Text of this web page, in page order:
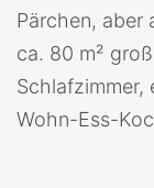
Pärchen, aber
ca. 80 m²
Schlafzimmer,
Wohn-Ess-